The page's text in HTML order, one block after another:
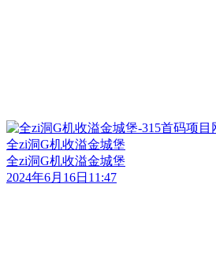
全zi洞G机收溢金城堡
全zi洞G机收溢金城堡
2024年6月16日11:47